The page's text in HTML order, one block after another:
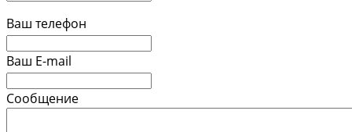
Ваш телефон
Ваш E-mail
Сообщение